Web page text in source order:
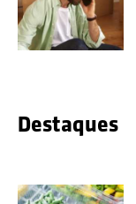
Destaques